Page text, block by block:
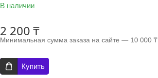
В наличии
2 200 ₸
Минимальная сумма заказа на сайте — 10 000 ₸
Купить